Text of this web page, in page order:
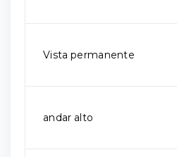
Vista permanente
andar alto